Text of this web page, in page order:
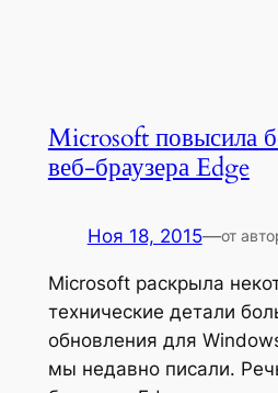
Microsoft повысила
веб-браузера Edge
Ноя 18, 2015—от
Microsoft раскрыла
технические детали
обновления для
мы недавно писали.